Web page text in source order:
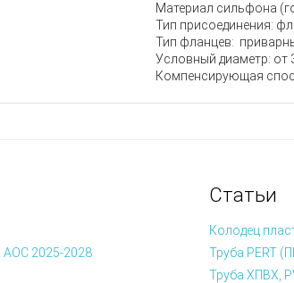
Материал сильфона
Тип присоединения:
Тип фланцев:
Условный диаметр: от
Компенсирующая
АОС 2025-2028
Статьи
Колодец
Труба PERT
Труба ХПВХ,